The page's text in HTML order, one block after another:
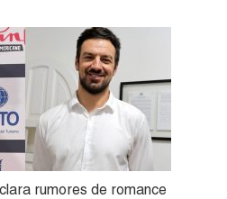
rumores de romance